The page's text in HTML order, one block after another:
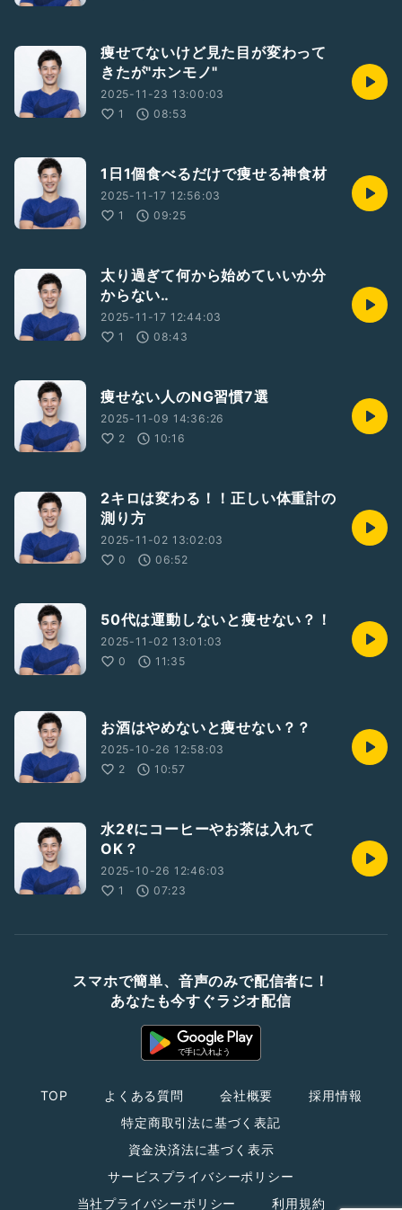
痩せてないけど見た目が変わって
きたが"ホンモノ"
2025-11-23 13:00:03
1
08:53
1日1個食べるだけで痩せる神食材
2025-11-17 12:56:03
1
09:25
太り過ぎて何から始めていいか分
からない‥
2025-11-17 12:44:03
1
08:43
痩せない人のNG習慣7選
2025-11-09 14:36:26
2
10:16
2キロは変わる！！正しい体重計の
測り方
2025-11-02 13:02:03
0
06:52
50代は運動しないと痩せない？！
2025-11-02 13:01:03
0
11:35
お酒はやめないと痩せない？？
2025-10-26 12:58:03
2
10:57
水2ℓにコーヒーやお茶は入れて
OK？
2025-10-26 12:46:03
1
07:23
スマホで簡単、音声のみで配信者に！
あなたも今すぐラジオ配信
TOP よくある質問 会社概要
採用情報
特定商取引法に基づく表記
資金決済法に基づく表示
サービスプライバシーポリシー
当社プライバシーポリシー
利用規約